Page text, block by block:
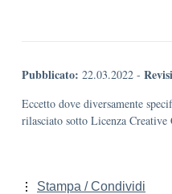
Pubblicato: 22.03.2022 -
Eccetto dove diversamente
rilasciato sotto Licenza
Stampa / Condividi